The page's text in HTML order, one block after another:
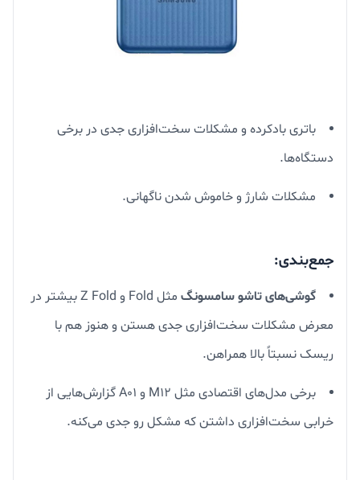
باتری بادکرده و مشکلات سخت‌افزاری جدی در برخی
دستگاه‌ها.
مشکلات شارژ و خاموش شدن ناگهانی.
جمع‌بندی:
گوشی‌های تاشو سامسونگ
مثل Fold و Z Fold بیشتر در
معرض مشکلات سخت‌افزاری جدی هستن و هنوز هم با
ریسک نسبتاً بالا همراهن.
برخی مدل‌های اقتصادی مثل M12 و A01 گزارش‌هایی از
خرابی سخت‌افزاری داشتن که مشکل رو جدی می‌کنه.